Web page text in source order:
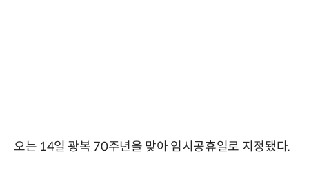
오는 14일 광복 70주년을 맞아 임시공휴일로 지정됐다.